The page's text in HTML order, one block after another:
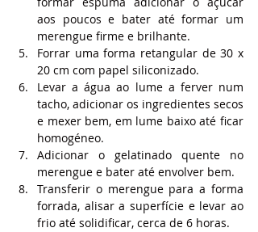
aos poucos e bater até formar um
merengue firme e brilhante.
Forrar uma forma retangular de 30 x
20 cm com papel siliconizado.
Levar a água ao lume a ferver num
tacho, adicionar os ingredientes secos
e mexer bem, em lume baixo até ficar
homogéneo.
Adicionar o gelatinado quente no
merengue e bater até envolver bem.
Transferir o merengue para a forma
forrada, alisar a superfície e levar ao
frio até solidificar, cerca de 6 horas.